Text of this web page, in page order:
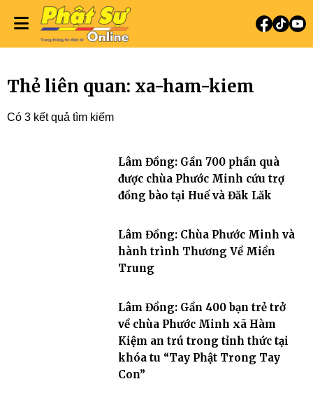
Thẻ liên quan: xa-ham-kiem
Có 3 kết quả tìm kiếm
Lâm Đồng: Gần 700 phần quà
được chùa Phước Minh cứu trợ
đồng bào tại Huế và Đăk Lăk
Lâm Đồng: Chùa Phước Minh và
hành trình Thương Về Miền
Trung
Lâm Đồng: Gần 400 bạn trẻ trở
về chùa Phước Minh xã Hàm
Kiệm an trú trong tỉnh thức tại
khóa tu “Tay Phật Trong Tay
Con”